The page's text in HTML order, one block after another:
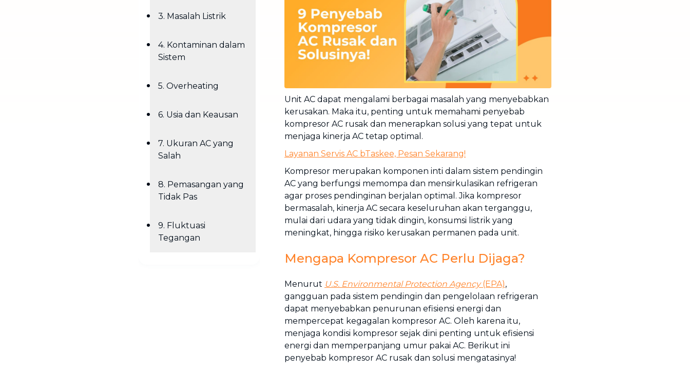
Layanan pembersihan sofa, kasur,
gorden, dan karpet profesional
Pindahan Rumah
Layanan pindahan dan relokasi
rumah secara menyeluruh
3. Masalah Listrik
4. Kontaminan dalam
Sistem
5. Overheating
6. Usia dan Keausan
7. Ukuran AC yang
Salah
8. Pemasangan yang
Tidak Pas
9. Fluktuasi
Tegangan
Unit AC dapat mengalami berbagai masalah yang menyebabkan
kerusakan. Maka itu, penting untuk memahami penyebab
kompresor AC rusak dan menerapkan solusi yang tepat untuk
menjaga kinerja AC tetap optimal.
Layanan Servis AC bTaskee, Pesan Sekarang!
Kompresor merupakan komponen inti dalam sistem pendingin
AC yang berfungsi memompa dan mensirkulasikan refrigeran
agar proses pendinginan berjalan optimal. Jika kompresor
bermasalah, kinerja AC secara keseluruhan akan terganggu,
mulai dari udara yang tidak dingin, konsumsi listrik yang
meningkat, hingga risiko kerusakan permanen pada unit.
Mengapa Kompresor AC Perlu Dijaga?
Menurut U.S. Environmental Protection Agency(EPA),
gangguan pada sistem pendingin dan pengelolaan refrigeran
dapat menyebabkan penurunan efisiensi energi dan
mempercepat kegagalan kompresor AC. Oleh karena itu,
menjaga kondisi kompresor sejak dini penting untuk efisiensi
energi dan memperpanjang umur pakai AC. Berikut ini
penyebab kompresor AC rusak dan solusi mengatasinya!